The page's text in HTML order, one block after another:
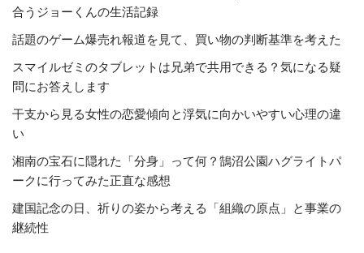
合うジョーくんの生活記録
話題のゲーム爆売れ報道を見て、買い物の判断基準を考えた
スマイルゼミのタブレットは兄弟で共用できる？気になる疑
問にお答えします
干支から見る女性の恋愛傾向と浮気に向かいやすい心理の違
い
湘南の宝石に隠れた「分身」って何？鵠沼公園ハグライトパ
ークに行ってみた正直な感想
建国記念の日、祈りの姿から考える「組織の原点」と事業の
継続性